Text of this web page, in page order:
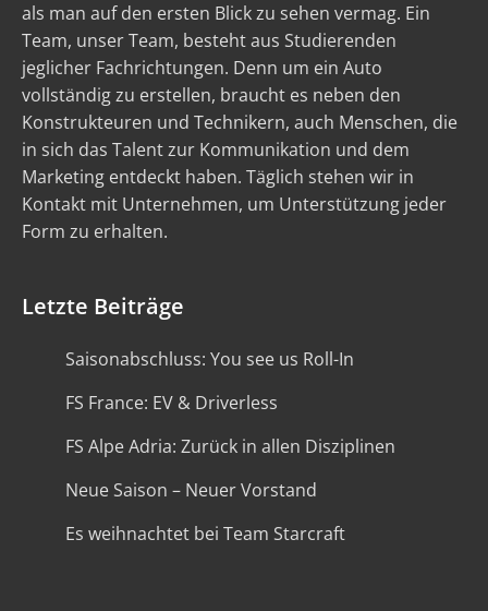
als man auf den ersten Blick zu sehen vermag. Ein
Team, unser Team, besteht aus Studierenden
jeglicher Fachrichtungen. Denn um ein Auto
vollständig zu erstellen, braucht es neben den
Konstrukteuren und Technikern, auch Menschen, die
in sich das Talent zur Kommunikation und dem
Marketing entdeckt haben. Täglich stehen wir in
Kontakt mit Unternehmen, um Unterstützung jeder
Form zu erhalten.
Letzte Beiträge
Saisonabschluss: You see us Roll-In
FS France: EV & Driverless
FS Alpe Adria: Zurück in allen Disziplinen
Neue Saison – Neuer Vorstand
Es weihnachtet bei Team Starcraft